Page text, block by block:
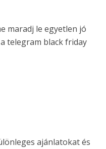
maradj le egyetlen jó
telegram black friday
ajánlatokat és